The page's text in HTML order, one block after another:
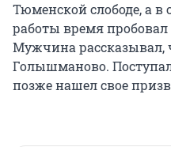
Тюменской слободе, а в
работы время
Мужчина рассказывал,
Голышманово.
позже нашел свое